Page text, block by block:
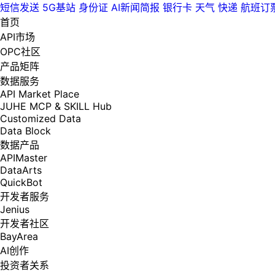
短信发送 5G基站 身份证 AI新闻简报 银行卡 天气 快递 航班订
首页
API市场
OPC社区
产品矩阵
数据服务
API Market Place
JUHE MCP & SKILL Hub
Customized Data
Data Block
数据产品
APIMaster
DataArts
QuickBot
开发者服务
Jenius
开发者社区
BayArea
AI创作
投资者关系